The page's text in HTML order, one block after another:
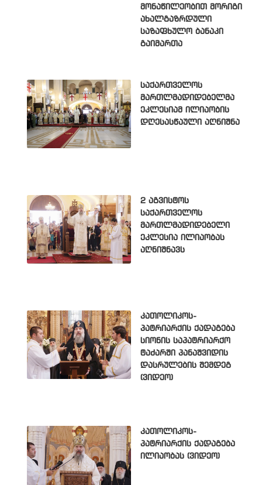
მონაწილეობით მორიგი
ახალგაზრდული
საზაფხულო ბანაკი
გაიმართა
საქართველოს
მართლმადიდებელმა
ეკლესიამ ილიაობის
დღესასწაული აღნიშნა
2 აგვისტოს
საქართველოს
მართლმადიდებელი
ეკლესია ილიაობას
აღნიშნავს
კათოლიკოს-
პატრიარქის ქადაგება
სიონის საპატრიარქო
ტაძარში პანაშვიდის
დასრულების შემდეგ
(ვიდეო)
კათოლიკოს-
პატრიარქის ქადაგება
ილიაობას (ვიდეო)